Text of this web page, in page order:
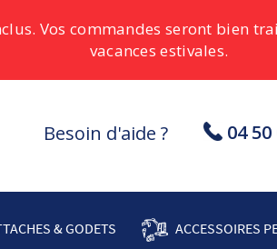
Vos commandes seront bien
vacances estivales.
Besoin d'aide ? 04 50
& GODETS ACCESSOIRES